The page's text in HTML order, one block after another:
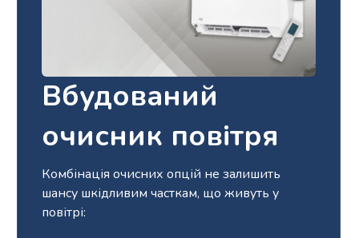
Вбудований
очисник повітря
Комбінація очисних опцій не залишить
шансу шкідливим часткам, що живуть у
повітрі: